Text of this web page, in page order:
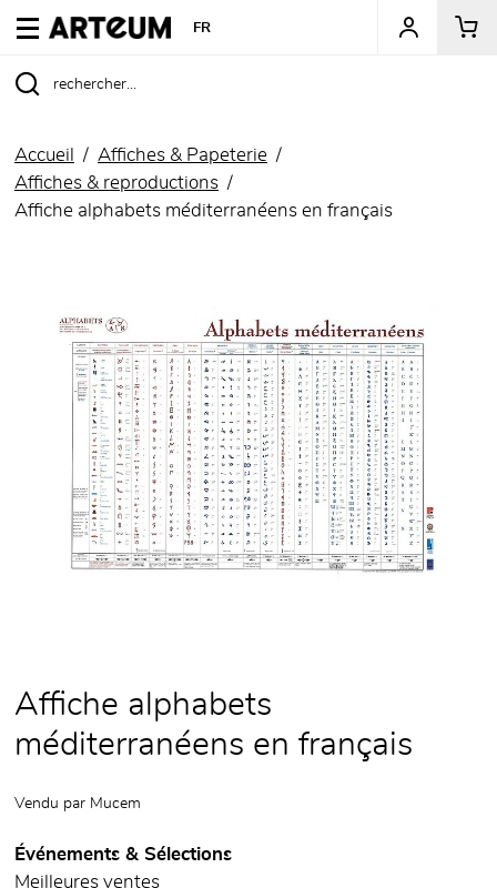
ARTEUM, la référence des boutiques de musées
FR
Accueil
Affiches & Papeterie
Affiches & reproductions
Affiche alphabets méditerranéens en français
Affiche alphabets
méditerranéens en français
Vendu par Mucem
Événements & Sélections
Meilleures ventes